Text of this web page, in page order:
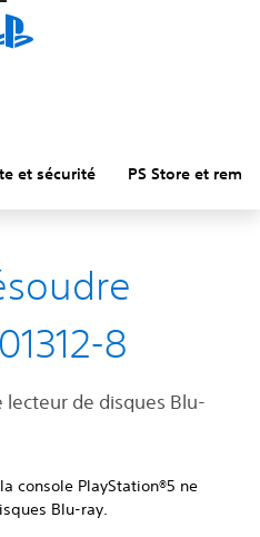
et sécurité PS Store et
8
de disques Blu-
console PlayStation®5 ne
Blu-ray.